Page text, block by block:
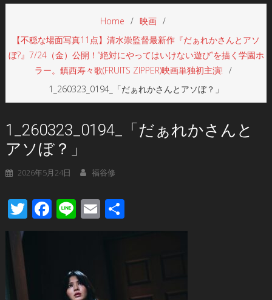
Home
映画
【不穏な場面写真11点】清水崇監督最新作『だぁれかさんとアソ
ぼ?』7/24（金）公開！“絶対にやってはいけない遊び”を描く学園ホ
ラー。鎮西寿々歌(FRUITS ZIPPER)映画単独初主演!
1_260323_0194_「だぁれかさんとアソぼ？」
1_260323_0194_「だぁれかさんと
アソぼ？」
2026年5月24日 福谷修
TwitterFacebook
LineEmail
有